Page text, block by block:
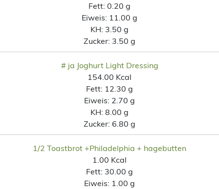
Fett: 0.20 g
Eiweis: 11.00 g
KH: 3.50 g
Zucker: 3.50 g
# ja Joghurt Light Dressing
154.00 Kcal
Fett: 12.30 g
Eiweis: 2.70 g
KH: 8.00 g
Zucker: 6.80 g
1/2 Toastbrot +Philadelphia + hagebutten
1.00 Kcal
Fett: 30.00 g
Eiweis: 1.00 g